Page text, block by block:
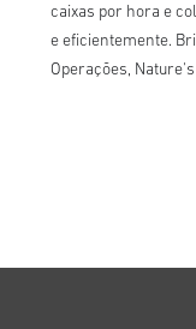
caixas por hora e
e eficientemente.
Operações,